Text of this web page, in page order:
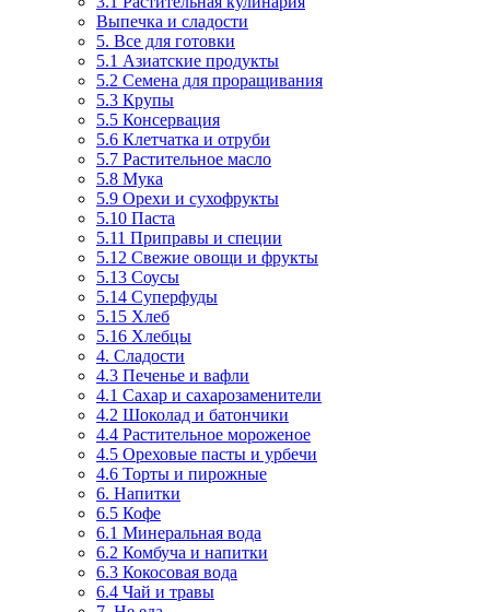
Выпечка и сладости
5. Все для готовки
5.1 Азиатские продукты
5.2 Семена для проращивания
5.3 Крупы
5.5 Консервация
5.6 Клетчатка и отруби
5.7 Растительное масло
5.8 Мука
5.9 Орехи и сухофрукты
5.10 Паста
5.11 Приправы и специи
5.12 Свежие овощи и фрукты
5.13 Соусы
5.14 Суперфуды
5.15 Хлеб
5.16 Хлебцы
4. Сладости
4.3 Печенье и вафли
4.1 Сахар и сахарозаменители
4.2 Шоколад и батончики
4.4 Растительное мороженое
4.5 Ореховые пасты и урбечи
4.6 Торты и пирожные
6. Напитки
6.5 Кофе
6.1 Минеральная вода
6.2 Комбуча и напитки
6.3 Кокосовая вода
6.4 Чай и травы